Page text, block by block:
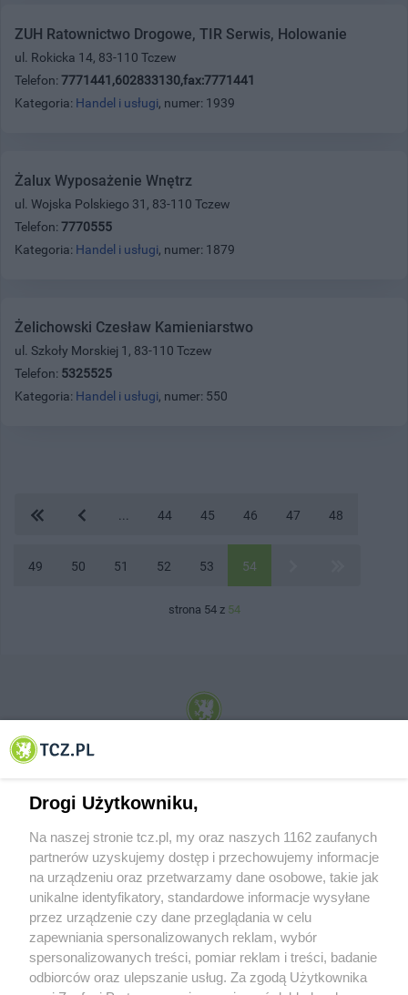
ZUH Ratownictwo Drogowe, TIR Serwis, Holowanie
ul. Rokicka 14, 83-110 Tczew
Telefon: 7771441,602833130,fax:7771441
Kategoria: Handel i usługi, numer: 1939
Żalux Wyposażenie Wnętrz
ul. Wojska Polskiego 31, 83-110 Tczew
Telefon: 7770555
Kategoria: Handel i usługi, numer: 1879
Żelichowski Czesław Kamieniarstwo
ul. Szkoły Morskiej 1, 83-110 Tczew
Telefon: 5325525
Kategoria: Handel i usługi, numer: 550
44 45 46 47 48
49 50 51 52 53 54
strona 54 z 54
© 2001-2026 Tczew - TCZ.PL Sp. z o.o. Internetowy Serwis Informacyjny Miasta
O FIRMIE POLITYKA PRYWATNOŚCI HOSTING
REKLAMA WSPÓŁPRACA RSS FACEBOOK KONTAKT
Drogi Użytkowniku,
Na naszej stronie tcz.pl, my oraz naszych 1162 zaufanych
partnerów uzyskujemy dostęp i przechowujemy informacje
na urządzeniu oraz przetwarzamy dane osobowe, takie jak
unikalne identyfikatory, standardowe informacje wysyłane
przez urządzenie czy dane przeglądania w celu
zapewniania spersonalizowanych reklam, wybór
spersonalizowanych treści, pomiar reklam i treści, badanie
odbiorców oraz ulepszanie usług. Za zgodą Użytkownika